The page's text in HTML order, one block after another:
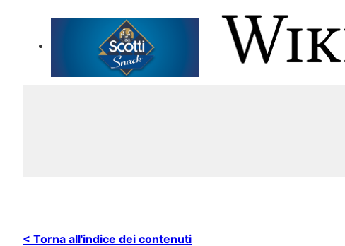
< Torna all'indice dei contenuti